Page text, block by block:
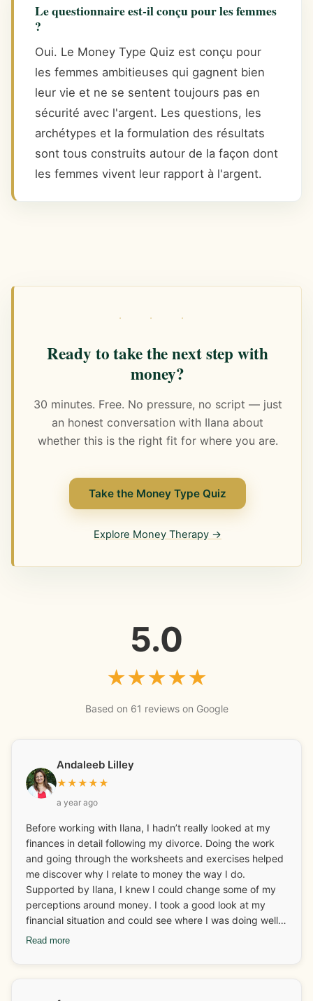
Le questionnaire est-il conçu pour les femmes
?
Oui. Le Money Type Quiz est conçu pour
les femmes ambitieuses qui gagnent bien
leur vie et ne se sentent toujours pas en
sécurité avec l'argent. Les questions, les
archétypes et la formulation des résultats
sont tous construits autour de la façon dont
les femmes vivent leur rapport à l'argent.
· · ·
Ready to take the next step with
money?
30 minutes. Free. No pressure, no script — just
an honest conversation with Ilana about
whether this is the right fit for where you are.
Take the Money Type Quiz
Explore Money Therapy →
5.0
★★★★★
Based on 61 reviews on Google
Andaleeb Lilley
★★★★★
a year ago
Before working with Ilana, I hadn’t really looked at my
finances in detail following my divorce. Doing the work
and going through the worksheets and exercises helped
me discover why I relate to money the way I do.
Supported by Ilana, I knew I could change some of my
perceptions around money. I took a good look at my
financial situation and could see where I was doing well
and what I needed to look at and adjust. I really enjoyed
some behaviours around finances too which I have stuck
Read more